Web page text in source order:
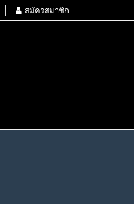
สมัครสมาชิก